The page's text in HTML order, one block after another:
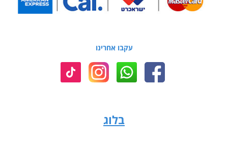
עקבו אחרינו
בלוג